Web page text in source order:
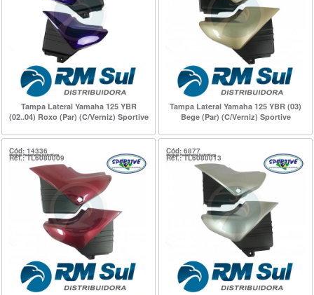
Tampa Lateral Yamaha 125 YBR
(02..04) Roxo (Par) (C/Verniz) Sportive
Tampa Lateral Yamaha 125 YBR (03)
Bege (Par) (C/Verniz) Sportive
Cód: 14336
Ref.: TL6080009
Cód: 6877
Ref.: TL6080013